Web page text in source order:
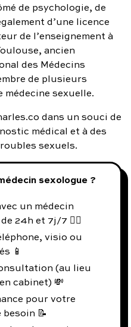
de psychologie, de
d’une licence
de l’enseignement à
ancien
des Médecins
de plusieurs
sexuelle.
dans un souci de
médical et à des
sexuels.
sexologue ?
un médecin
24h et 7j/7 👨‍⚕️
visio ou
📱
(au lieu
cabinet) 💸
pour votre
📝